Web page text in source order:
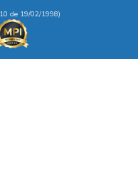
de 19/02/1998)